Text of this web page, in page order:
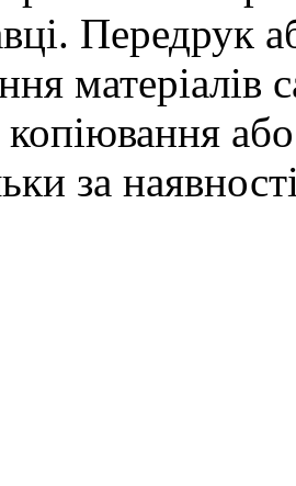
Передрук
матеріалів
за